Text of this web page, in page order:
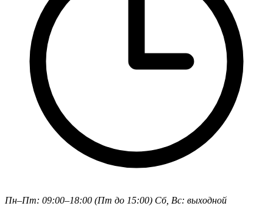
Пн–Пт: 09:00–18:00 (Пт до 15:00) Сб, Вс: выходной